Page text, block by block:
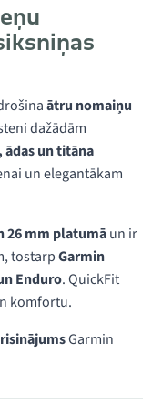
ātru nomaiņu
dažādām
un titāna
un elegantākam
26 mm platumāun ir
tostarpGarmin
Enduro. QuickFit
komfortu.
Garmin